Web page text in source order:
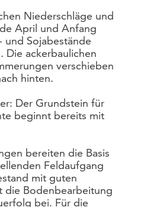
Niederschläge und
April und Anfang
und Sojabestände
Die ackerbaulichen
verschieben
hinten.
Der Grundstein für
beginnt bereits mit
bereiten die Basis
Feldaufgang
mit guten
die Bodenbearbeitung
bei. Für die